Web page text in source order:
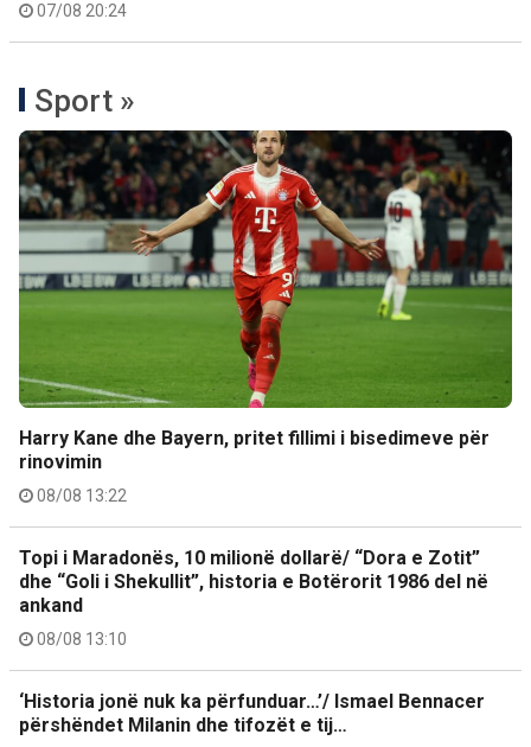
07/08 20:24
Sport »
Harry Kane dhe Bayern, pritet fillimi i bisedimeve për
rinovimin
08/08 13:22
Topi i Maradonës, 10 milionë dollarë/ “Dora e Zotit”
dhe “Goli i Shekullit”, historia e Botërorit 1986 del në
ankand
08/08 13:10
‘Historia jonë nuk ka përfunduar…’/ Ismael Bennacer
përshëndet Milanin dhe tifozët e tij…